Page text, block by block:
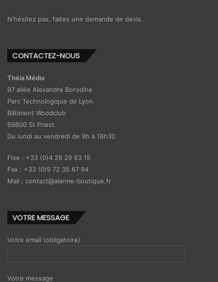
N'hésitez pas, faites une demande de devis.
CONTACTEZ-NOUS
Théia Média
97 allée Alexandre Borodine
Parc Technologique de Lyon
Bâtiment Woodclub
69800 St Priest
Du lundi au vendredi de 9h à 18h30
Fixe : +33 (0)4 28 29 83 15
Fax : +33 (0)9 72 35 67 94
Mail : contact@alarme-boutique.fr
VOTRE MESSAGE
Votre email (obligatoire)
Votre message